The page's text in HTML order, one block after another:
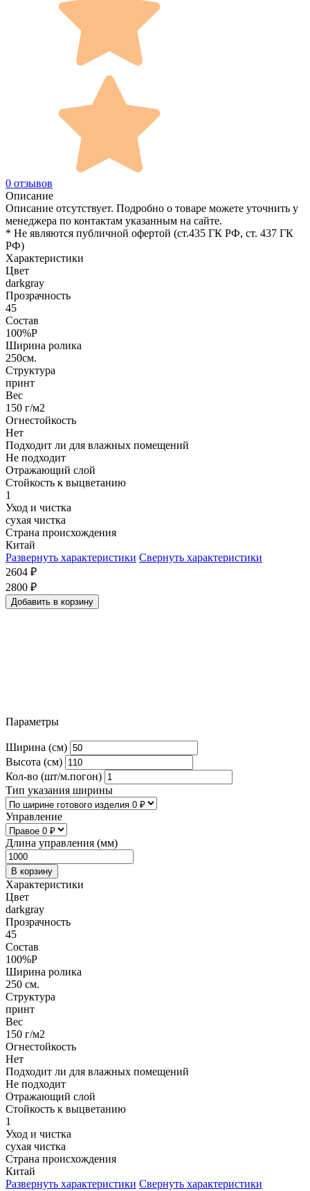
0 отзывов
Описание
Описание отсутствует. Подробно о товаре можете уточнить у
менеджера по контактам указанным на сайте.
* Не являются публичной офертой (ст.435 ГК РФ, cт. 437 ГК
РФ)
Характеристики
Цвет
darkgray
Прозрачность
45
Состав
100%P
Ширина ролика
250см.
Структура
принт
Вес
150 г/м2
Огнестойкость
Нет
Подходит ли для влажных помещений
Не подходит
Отражающий слой
Стойкость к выцветанию
1
Уход и чистка
сухая чистка
Страна происхождения
Китай
Развернуть характеристики Свернуть характеристики
2604 ₽
2800 ₽
Добавить в корзину
Параметры
Ширина (см)
Высота (см)
Кол-во (шт/м.погон)
Тип указания ширины
Управление
Длина управления (мм)
В корзину
Характеристики
Цвет
darkgray
Прозрачность
45
Состав
100%P
Ширина ролика
250 см.
Структура
принт
Вес
150 г/м2
Огнестойкость
Нет
Подходит ли для влажных помещений
Не подходит
Отражающий слой
Стойкость к выцветанию
1
Уход и чистка
сухая чистка
Страна происхождения
Китай
Развернуть характеристики Свернуть характеристики